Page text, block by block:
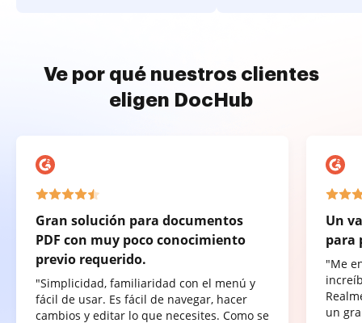
Ve por qué nuestros clientes
eligen DocHub
Gran solución para documentos
PDF con muy poco conocimiento
previo requerido.
"Simplicidad, familiaridad con el menú y
fácil de usar. Es fácil de navegar, hacer
cambios y editar lo que necesites. Como se
Un
para
"Me
un